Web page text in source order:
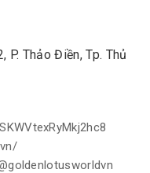
P. Thảo Điền, Tp. Thủ